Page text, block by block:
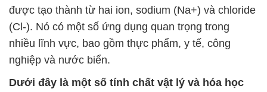
được tạo thành từ hai ion, sodium (Na+) và chloride
(Cl-). Nó có một số ứng dụng quan trọng trong
nhiều lĩnh vực, bao gồm thực phẩm, y tế, công
nghiệp và nước biển.
Dưới đây là một số tính chất vật lý và hóa học